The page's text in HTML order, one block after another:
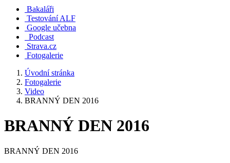
Bakaláři
Testování ALF
Google učebna
Podcast
Strava.cz
Fotogalerie
Úvodní stránka
Fotogalerie
Video
BRANNÝ DEN 2016
BRANNÝ DEN 2016
BRANNÝ DEN 2016